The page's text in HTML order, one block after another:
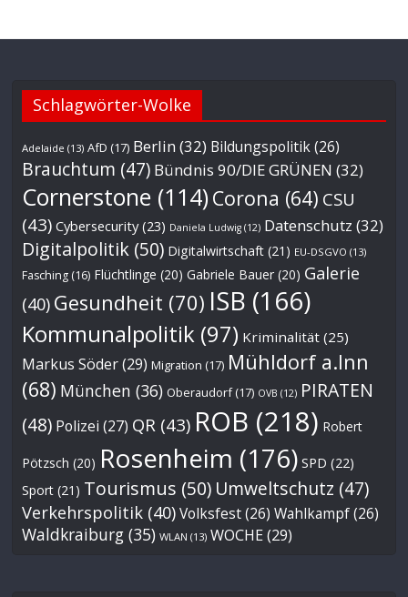
Schlagwörter-Wolke
Adelaide (13) AfD (17) Berlin (32) Bildungspolitik(26)
Brauchtum (47) Bündnis 90/DIE GRÜNEN (32)
Cornerstone (114) Corona (64) CSU
(43) Cybersecurity(23) Daniela Ludwig (12) Datenschutz (32)
Digitalpolitik (50) Digitalwirtschaft (21) EU-DSGVO (13)
Fasching (16) Flüchtlinge (20) Gabriele Bauer (20) Galerie
(40) Gesundheit (70) ISB (166)
Kommunalpolitik (97) Kriminalität (25)
Markus Söder(29) Migration (17) Mühldorf a.Inn
(68) München (36) Oberaudorf(17) OVB (12) PIRATEN
(48) Polizei (27) QR (43) ROB (218) Robert
Pötzsch (20) Rosenheim (176) SPD (22)
Sport (21) Tourismus (50) Umweltschutz (47)
Verkehrspolitik (40) Volksfest(26) Wahlkampf(26)
Waldkraiburg (35) WLAN (13) WOCHE(29)